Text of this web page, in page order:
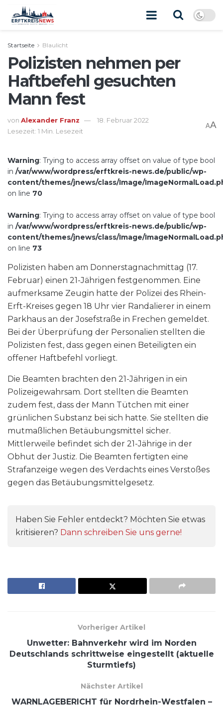
Startseite Blaulicht
Polizisten nehmen per
Haftbefehl gesuchten
Mann fest
von Alexander Franz
18. Februar 2022
Lesezeit: 1 Min. Lesezeit
AA
Warning: Trying to access array offset on value of type bool
in /var/www/wordpress/erftkreis-news.de/public/wp-
content/themes/jnews/class/Image/
on line 70
Warning: Trying to access array offset on value of type bool
in /var/www/wordpress/erftkreis-news.de/public/wp-
content/themes/jnews/class/Image/
on line 73
Polizisten haben am Donnerstagnachmittag (17.
Februar) einen 21-Jährigen festgenommen. Eine
aufmerksame Zeugin hatte der Polizei des Rhein-
Erft-Kreises gegen 18 Uhr vier Randalierer in einem
Parkhaus an der Josefstraße in Frechen gemeldet.
Bei der Überprüfung der Personalien stellten die
Polizisten fest, dass gegen einen Beteiligten ein
offener Haftbefehl vorliegt.
Die Beamten brachten den 21-Jährigen in ein
Polizeigewahrsam. Dort stellten die Beamten
zudem fest, dass der Mann Tütchen mit einer
grünlichen Substanz bei sich hatte. Sie stellten die
mutmaßlichen Betäubungsmittel sicher.
Mittlerweile befindet sich der 21-Jährige in der
Obhut der Justiz. Die Beamten fertigten eine
Strafanzeige wegen des Verdachts eines Verstoßes
gegen das Betäubungsmittelgesetz.
Haben Sie Fehler entdeckt? Möchten Sie etwas
kritisieren? Dann schreiben Sie uns gerne!
Vorheriger Artikel
Unwetter: Bahnverkehr wird im Norden
Deutschlands schrittweise eingestellt (aktuelle
Sturmtiefs)
Nächster Artikel
WARNLAGEBERICHT für Nordrhein-Westfalen –